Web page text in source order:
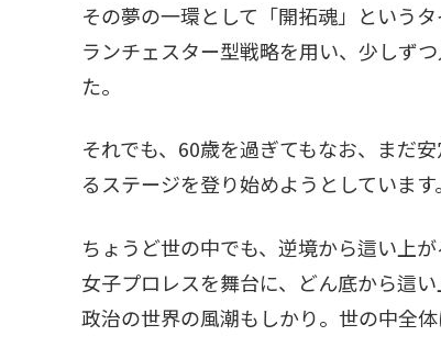
その夢の一環として「開拓魂」という
ランチェスター型戦略を用い、少しず
た。
それでも、60歳を過ぎてもなお、まだ
るステージを登り始めようとしています。
ちょうど世の中でも、逆境から這い上
女子プロレスを舞台に、どん底から這
政治の世界の風潮もしかり。世の中全